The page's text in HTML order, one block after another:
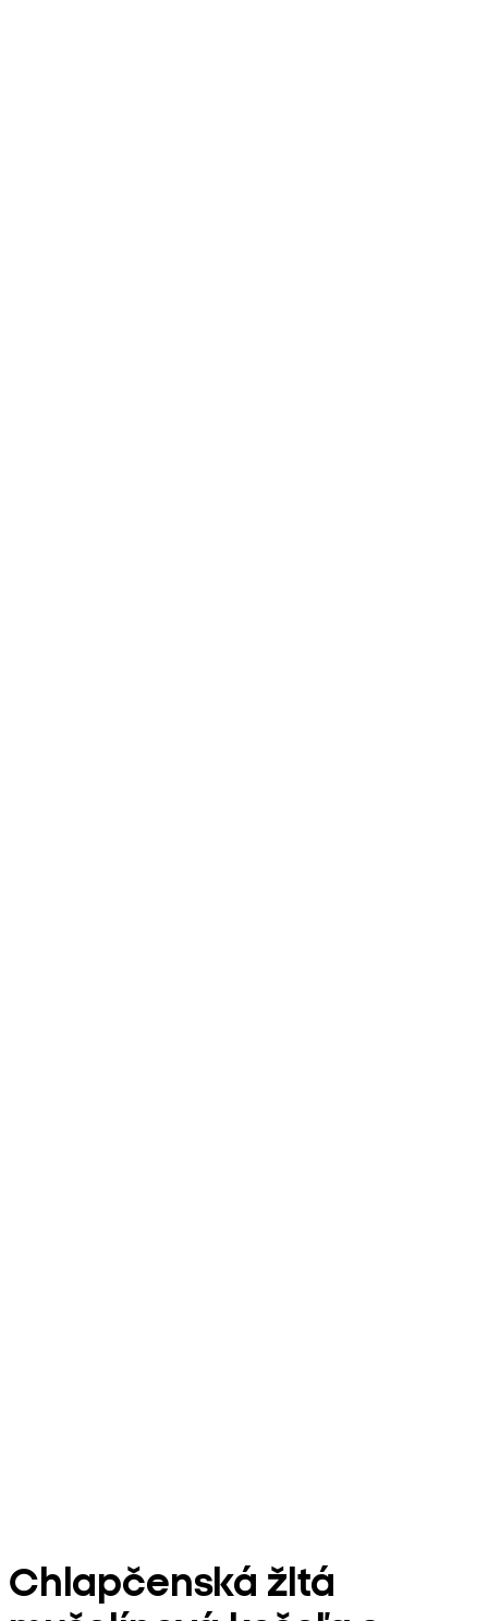
Chlapčenská žltá